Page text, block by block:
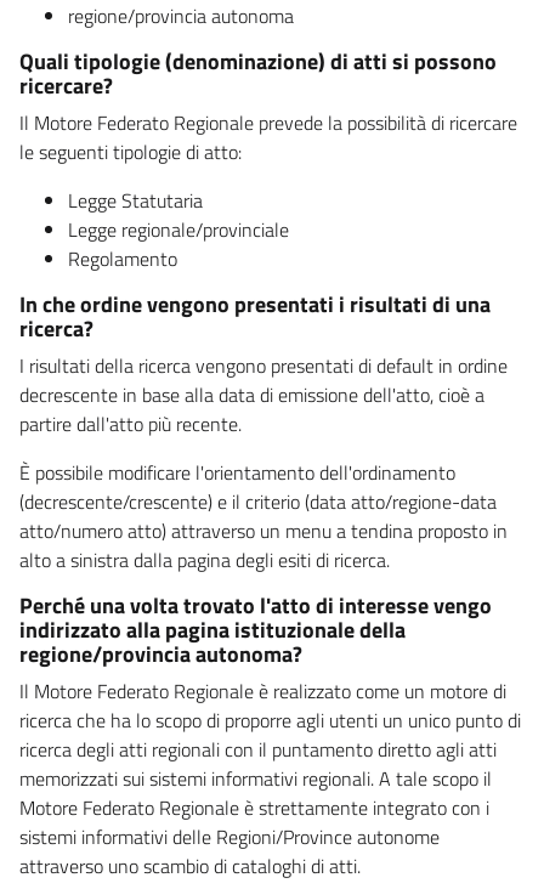
regione/provincia autonoma
Quali tipologie (denominazione) di atti si possono
ricercare?
Il Motore Federato Regionale prevede la possibilità di ricercare
le seguenti tipologie di atto:
Legge Statutaria
Legge regionale/provinciale
Regolamento
In che ordine vengono presentati i risultati di una
ricerca?
I risultati della ricerca vengono presentati di default in ordine
decrescente in base alla data di emissione dell'atto, cioè a
partire dall'atto più recente.
È possibile modificare l'orientamento dell'ordinamento
(decrescente/crescente) e il criterio (data atto/regione-data
atto/numero atto) attraverso un menu a tendina proposto in
alto a sinistra dalla pagina degli esiti di ricerca.
Perché una volta trovato l'atto di interesse vengo
indirizzato alla pagina istituzionale della
regione/provincia autonoma?
Il Motore Federato Regionale è realizzato come un motore di
ricerca che ha lo scopo di proporre agli utenti un unico punto di
ricerca degli atti regionali con il puntamento diretto agli atti
memorizzati sui sistemi informativi regionali. A tale scopo il
Motore Federato Regionale è strettamente integrato con i
sistemi informativi delle Regioni/Province autonome
attraverso uno scambio di cataloghi di atti.